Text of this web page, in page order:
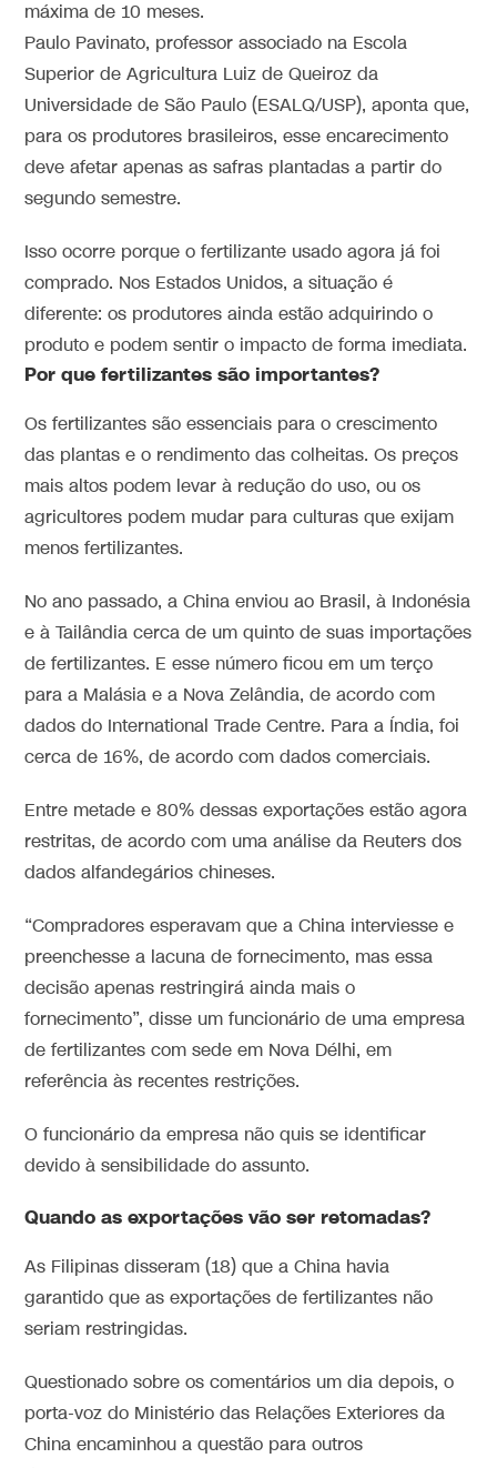
máxima de 10 meses.
Paulo Pavinato, professor associado na Escola
Superior de Agricultura Luiz de Queiroz da
Universidade de São Paulo (ESALQ/USP), aponta que,
para os produtores brasileiros, esse encarecimento
deve afetar apenas as safras plantadas a partir do
segundo semestre.
Isso ocorre porque o fertilizante usado agora já foi
comprado. Nos Estados Unidos, a situação é
diferente: os produtores ainda estão adquirindo o
produto e podem sentir o impacto de forma imediata.
Por que fertilizantes são importantes?
Os fertilizantes são essenciais para o crescimento
das plantas e o rendimento das colheitas. Os preços
mais altos podem levar à redução do uso, ou os
agricultores podem mudar para culturas que exijam
menos fertilizantes.
No ano passado, a China enviou ao Brasil, à Indonésia
e à Tailândia cerca de um quinto de suas importações
de fertilizantes. E esse número ficou em um terço
para a Malásia e a Nova Zelândia, de acordo com
dados do International Trade Centre. Para a Índia, foi
cerca de 16%, de acordo com dados comerciais.
Entre metade e 80% dessas exportações estão agora
restritas, de acordo com uma análise da Reuters dos
dados alfandegários chineses.
“Compradores esperavam que a China interviesse e
preenchesse a lacuna de fornecimento, mas essa
decisão apenas restringirá ainda mais o
fornecimento”, disse um funcionário de uma empresa
de fertilizantes com sede em Nova Délhi, em
referência às recentes restrições.
O funcionário da empresa não quis se identificar
devido à sensibilidade do assunto.
Quando as exportações vão ser retomadas?
As Filipinas disseram (18) que a China havia
garantido que as exportações de fertilizantes não
seriam restringidas.
Questionado sobre os comentários um dia depois, o
porta-voz do Ministério das Relações Exteriores da
China encaminhou a questão para outros